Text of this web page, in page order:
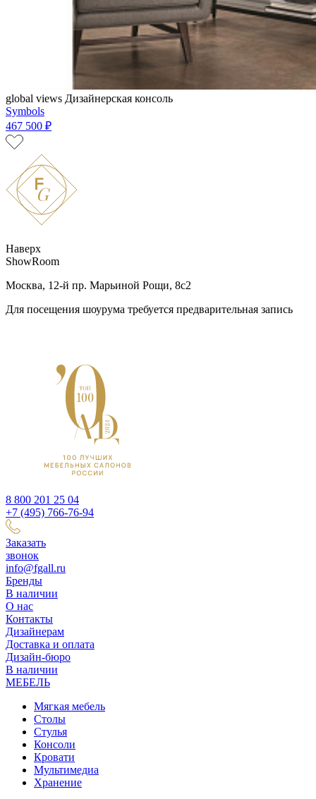
global views Дизайнерская консоль
Symbols
467 500 ₽
Наверх
ShowRoom
Москва, 12-й пр. Марьиной Рощи, 8с2
Для посещения шоурума требуется предварительная запись
8 800 201 25 04
+7 (495) 766-76-94
Заказать
звонок
info@fgall.ru
Бренды
В наличии
О нас
Контакты
Дизайнерам
Доставка и оплата
Дизайн-бюро
В наличии
МЕБЕЛЬ
Мягкая мебель
Столы
Стулья
Консоли
Кровати
Мультимедиа
Хранение